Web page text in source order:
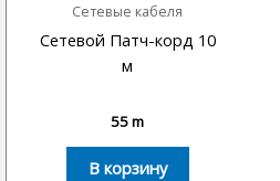
Сетевые кабеля
Сетевой Патч-корд 10
м
55m
В корзину